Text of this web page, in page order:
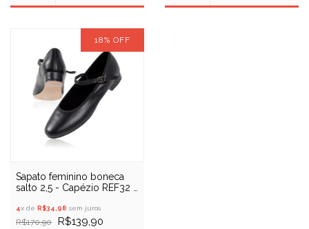
18% OFF
Sapato feminino boneca
salto 2,5 - Capézio REF32 -
4x de R$34,98 sem juros
R$170,90 R$139,90